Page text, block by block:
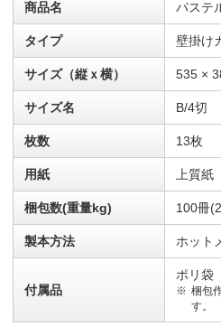
商品名 パステ
タイプ 壁掛け
サイズ（縦ｘ横） 535 ×
サイズ名 B/4切
枚数 13枚
用紙 上質紙
梱包数(重量kg) 100冊
製本方法 ホット
付属品
ポリ袋
梱包
す。